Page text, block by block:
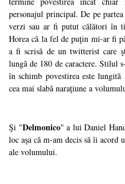
personajul principal. De pe
verzi sau ar fi putut călători în
Horea că la fel de puţin mi-ar fi
a fi scrisă de un twitterist care
lungă de 180 de caractere. Stilul
în schimb povestirea este
cea mai slabă naraţiune a
Şi "Delmonico" a lui Daniel
loc aşa că m-am decis să îi acord
ale volumului.